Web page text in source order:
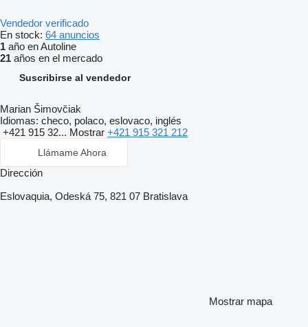
Vendedor verificado
En stock: 64 anuncios
1 año en Autoline
21 años en el mercado
Suscribirse al vendedor
Marian Šimovčiak
Idiomas: checo, polaco, eslovaco, inglés
+421 915 32... Mostrar +421 915 321 212
Llámame Ahora
Dirección
Eslovaquia, Odeská 75, 821 07 Bratislava
Mostrar mapa